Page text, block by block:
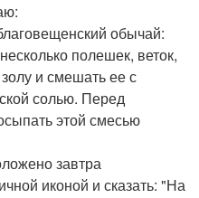
обычай:
полешек, веток,
и смешать ее с
солью. Перед
этой смесью
завтра
иконой и сказать: "На